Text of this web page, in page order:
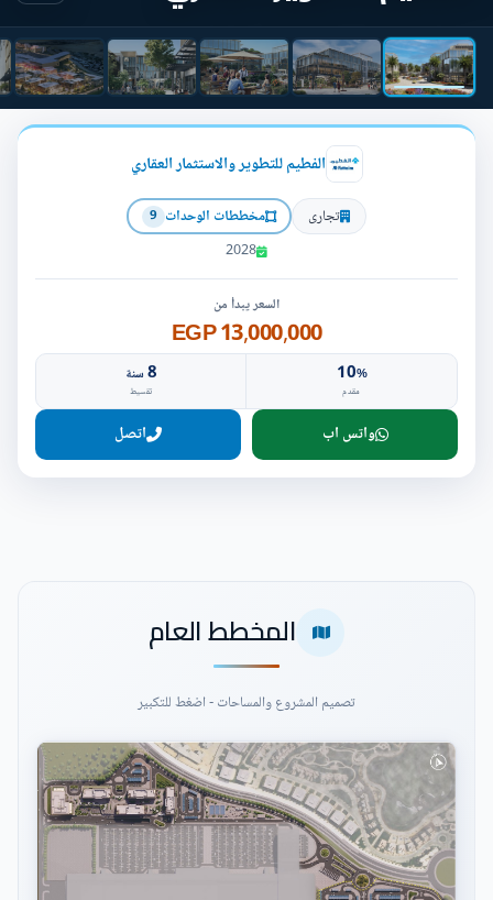
الفطيم للتطوير والاستثمار العقاري
تجارى مخططات الوحدات 9
2028
السعر يبدأ من
13,000,000 EGP
10%
مقدم
8سنة
تقسيط
واتس اب اتصل
المخطط العام
تصميم المشروع والمساحات - اضغط للتكبير